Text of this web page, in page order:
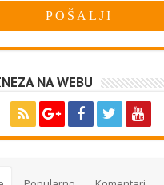
NA WEBU